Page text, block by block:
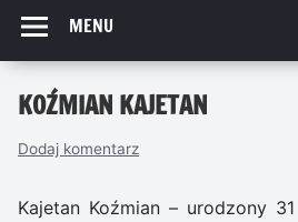
MENU
KOŹMIAN KAJETAN
Dodaj komentarz
Kajetan Koźmian – urodzony